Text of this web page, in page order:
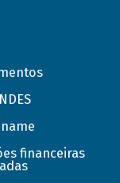
financeiras